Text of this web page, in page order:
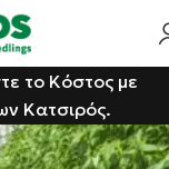
το Κόστος με
Κατσιρός.